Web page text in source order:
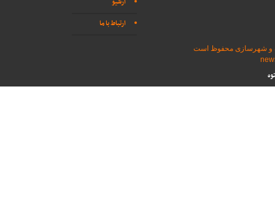
ارتباط با ما
و شهرسازی محفوظ است